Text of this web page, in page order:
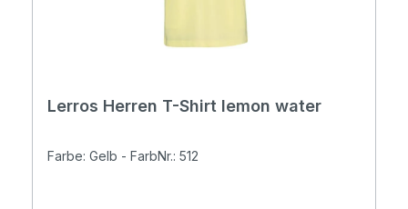
Lerros Herren T-Shirt lemon water
Farbe: Gelb - FarbNr.: 512